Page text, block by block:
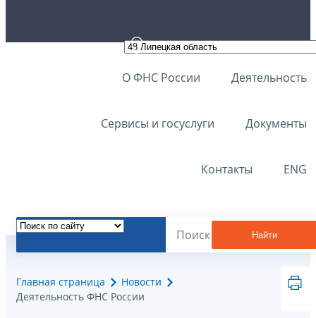
О ФНС России Деятельность
Сервисы и госуслуги Документы
Контакты ENG
Найти
Главная страница
Новости
Деятельность ФНС России